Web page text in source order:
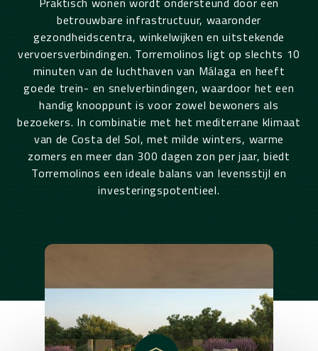
betrouwbare infrastructuur, waaronder
gezondheidscentra, winkelwijken en uitstekende
vervoersverbindingen. Torremolinos ligt op slechts 10
minuten van de luchthaven van Málaga en heeft
goede trein- en snelverbindingen, waardoor het een
handig knooppunt is voor zowel bewoners als
bezoekers. In combinatie met het mediterrane klimaat
van de Costa del Sol, met milde winters, warme
zomers en meer dan 300 dagen zon per jaar, biedt
Torremolinos een ideale balans van levensstijl en
investeringspotentieel.